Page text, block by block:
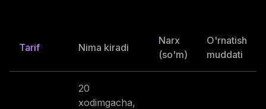
Tarif Nima kiradi
Narx
(so'm)
O'rnatish
muddati
20
xodimgacha,